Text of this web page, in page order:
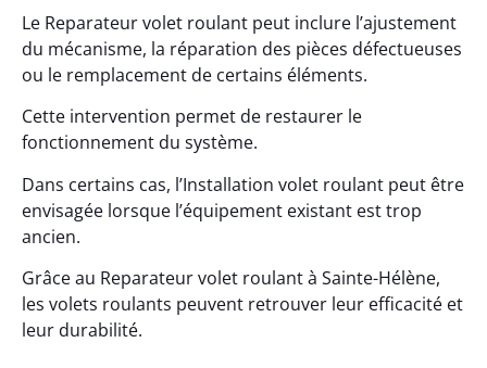
Le Reparateur volet roulant peut inclure l’ajustement
du mécanisme, la réparation des pièces défectueuses
ou le remplacement de certains éléments.
Cette intervention permet de restaurer le
fonctionnement du système.
Dans certains cas, l’Installation volet roulant peut être
envisagée lorsque l’équipement existant est trop
ancien.
Grâce au Reparateur volet roulant à Sainte-Hélène,
les volets roulants peuvent retrouver leur efficacité et
leur durabilité.